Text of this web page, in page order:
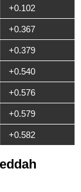
+0.102
+0.367
+0.379
+0.540
+0.576
+0.579
+0.582